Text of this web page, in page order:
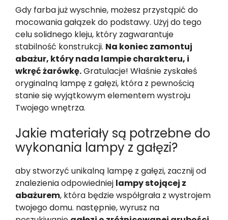
Gdy farba już wyschnie, możesz przystąpić do
mocowania gałązek do podstawy. Użyj do tego
celu solidnego kleju, który zagwarantuje
stabilność konstrukcji. Na koniec zamontuj
abażur, który nada lampie charakteru, i
wkręć żarówkę.Gratulacje! Właśnie zyskałeś
oryginalną lampę z gałęzi, która z pewnością
stanie się wyjątkowym elementem wystroju
Twojego wnętrza.
Jakie materiały są potrzebne do
wykonania lampy z gałęzi?
aby stworzyć unikalną lampę z gałęzi, zacznij od
znalezienia odpowiedniej lampy stojącej z
abażurem, która będzie współgrała z wystrojem
twojego domu. następnie, wyrusz na